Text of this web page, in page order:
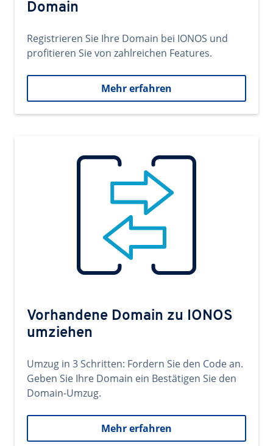
Domain
Registrieren Sie Ihre Domain bei IONOS und
profitieren Sie von zahlreichen Features.
Mehr erfahren
Vorhandene Domain zu IONOS
umziehen
Umzug in 3 Schritten: Fordern Sie den Code an.
Geben Sie Ihre Domain ein Bestätigen Sie den
Domain-Umzug.
Mehr erfahren